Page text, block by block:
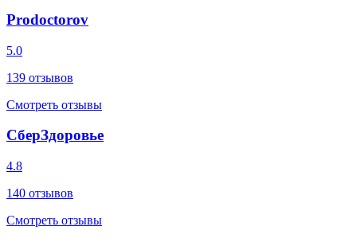
Prodoctorov
5.0
139 отзывов
Смотреть отзывы
СберЗдоровье
4.8
140 отзывов
Смотреть отзывы